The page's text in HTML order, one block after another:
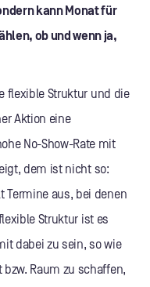
kann Monat für
ob und wenn ja,
flexible Struktur und die
Aktion eine
No-Show-Rate mit
dem ist nicht so:
Termine aus, bei denen
Struktur ist es
dabei zu sein, so wie
Raum zu schaffen,